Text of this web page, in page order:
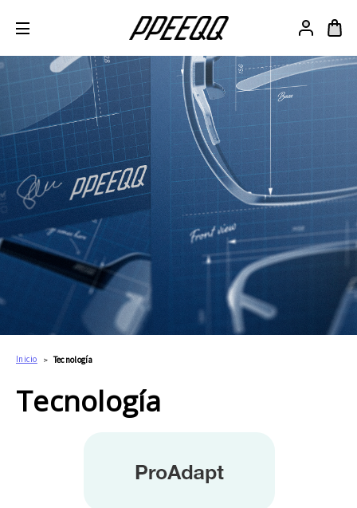
Inicio Tecnología
Tecnología